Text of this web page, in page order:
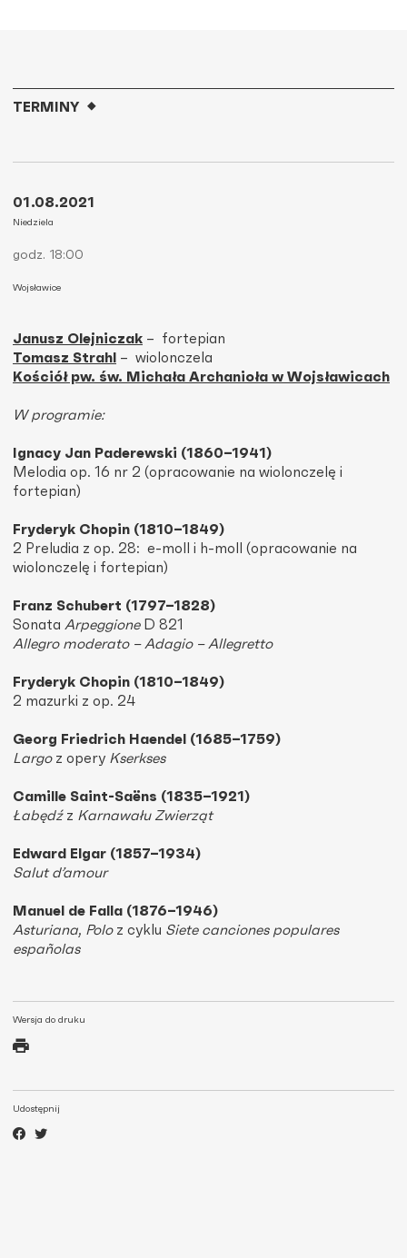
Wersja do druku
Udostępnij
Janusz Olejniczak – fortepian
Tomasz Strahl – wiolonczela
Kościół pw. św. Michała Archanioła w Wojsławicach
W programie:
Ignacy Jan Paderewski (1860–1941)
Melodia op. 16 nr 2 (opracowanie na wiolonczelę i
fortepian)
Fryderyk Chopin (1810–1849)
2 Preludia z op. 28: e-moll i h-moll (opracowanie na
wiolonczelę i fortepian)
Franz Schubert (1797–1828)
Sonata ArpeggioneD 821
Allegro moderato – Adagio – Allegretto
Fryderyk Chopin (1810–1849)
2 mazurki z op. 24
Georg Friedrich Haendel (1685–1759)
Largoz opery Kserkses
Camille Saint-Saëns (1835–1921)
Łabędźz Karnawału Zwierząt
Edward Elgar (1857–1934)
Salut d’amour
Manuel de Falla (1876–1946)
Asturiana, Poloz cyklu Siete canciones populares
españolas
TERMINY
01.08.2021
Niedziela
godz. 18:00
Wojsławice